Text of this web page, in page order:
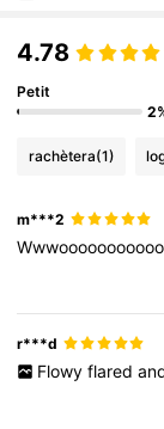
4.78
Petit
rachètera(1)
m***2
r***d
Flowy flared